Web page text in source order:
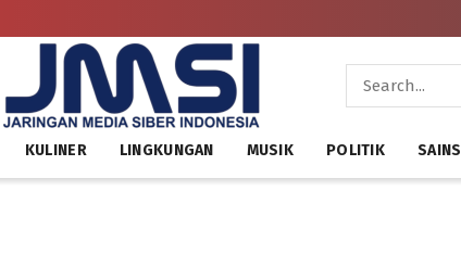
KULINER LINGKUNGAN MUSIK POLITIK SAINS